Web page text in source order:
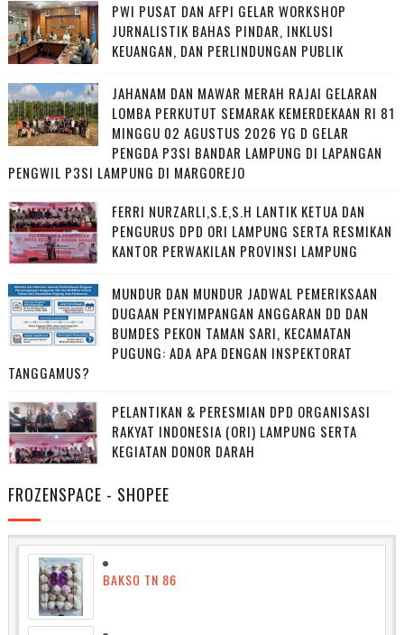
PWI PUSAT DAN AFPI GELAR WORKSHOP
JURNALISTIK BAHAS PINDAR, INKLUSI
KEUANGAN, DAN PERLINDUNGAN PUBLIK
JAHANAM DAN MAWAR MERAH RAJAI GELARAN
LOMBA PERKUTUT SEMARAK KEMERDEKAAN RI 81
MINGGU 02 AGUSTUS 2026 YG D GELAR
PENGDA P3SI BANDAR LAMPUNG DI LAPANGAN
PENGWIL P3SI LAMPUNG DI MARGOREJO
FERRI NURZARLI,S.E,S.H LANTIK KETUA DAN
PENGURUS DPD ORI LAMPUNG SERTA RESMIKAN
KANTOR PERWAKILAN PROVINSI LAMPUNG
MUNDUR DAN MUNDUR JADWAL PEMERIKSAAN
DUGAAN PENYIMPANGAN ANGGARAN DD DAN
BUMDES PEKON TAMAN SARI, KECAMATAN
PUGUNG: ADA APA DENGAN INSPEKTORAT
TANGGAMUS?
PELANTIKAN & PERESMIAN DPD ORGANISASI
RAKYAT INDONESIA (ORI) LAMPUNG SERTA
KEGIATAN DONOR DARAH
FROZENSPACE - SHOPEE
BAKSO TN 86